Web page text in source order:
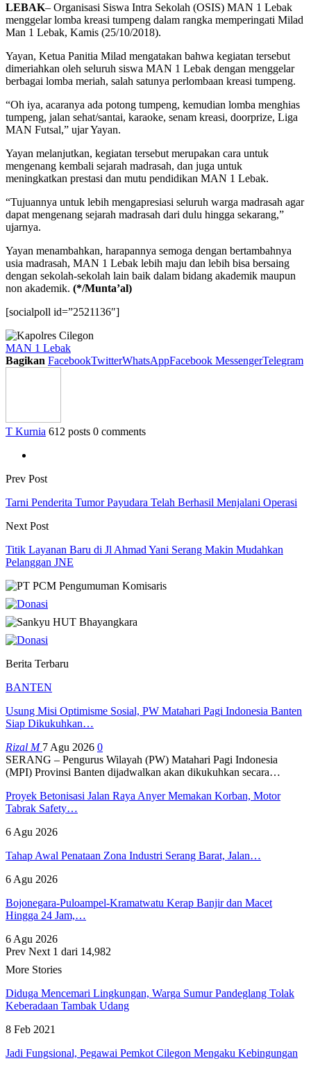
LEBAK– Organisasi Siswa Intra Sekolah (OSIS) MAN 1 Lebak
menggelar lomba kreasi tumpeng dalam rangka memperingati Milad
Man 1 Lebak, Kamis (25/10/2018).
Yayan, Ketua Panitia Milad mengatakan bahwa kegiatan tersebut
dimeriahkan oleh seluruh siswa MAN 1 Lebak dengan menggelar
berbagai lomba meriah, salah satunya perlombaan kreasi tumpeng.
“Oh iya, acaranya ada potong tumpeng, kemudian lomba menghias
tumpeng, jalan sehat/santai, karaoke, senam kreasi, doorprize, Liga
MAN Futsal,” ujar Yayan.
Yayan melanjutkan, kegiatan tersebut merupakan cara untuk
mengenang kembali sejarah madrasah, dan juga untuk
meningkatkan prestasi dan mutu pendidikan MAN 1 Lebak.
“Tujuannya untuk lebih mengapresiasi seluruh warga madrasah agar
dapat mengenang sejarah madrasah dari dulu hingga sekarang,”
ujarnya.
Yayan menambahkan, harapannya semoga dengan bertambahnya
usia madrasah, MAN 1 Lebak lebih maju dan lebih bisa bersaing
dengan sekolah-sekolah lain baik dalam bidang akademik maupun
non akademik. (*/Munta’al)
[socialpoll id=”2521136″]
MAN 1 Lebak
Bagikan FacebookTwitterWhatsAppFacebook MessengerTelegram
T Kurnia 612 posts 0 comments
Prev Post
Tarni Penderita Tumor Payudara Telah Berhasil Menjalani Operasi
Next Post
Titik Layanan Baru di Jl Ahmad Yani Serang Makin Mudahkan
Pelanggan JNE
Berita Terbaru
BANTEN
Usung Misi Optimisme Sosial, PW Matahari Pagi Indonesia Banten
Siap Dikukuhkan…
Rizal M 7 Agu 2026 0
SERANG – Pengurus Wilayah (PW) Matahari Pagi Indonesia
(MPI) Provinsi Banten dijadwalkan akan dikukuhkan secara…
Proyek Betonisasi Jalan Raya Anyer Memakan Korban, Motor
Tabrak Safety…
6 Agu 2026
Tahap Awal Penataan Zona Industri Serang Barat, Jalan…
6 Agu 2026
Bojonegara-Puloampel-Kramatwatu Kerap Banjir dan Macet
Hingga 24 Jam,…
6 Agu 2026
Prev Next 1 dari 14,982
More Stories
Diduga Mencemari Lingkungan, Warga Sumur Pandeglang Tolak
Keberadaan Tambak Udang
8 Feb 2021
Jadi Fungsional, Pegawai Pemkot Cilegon Mengaku Kebingungan